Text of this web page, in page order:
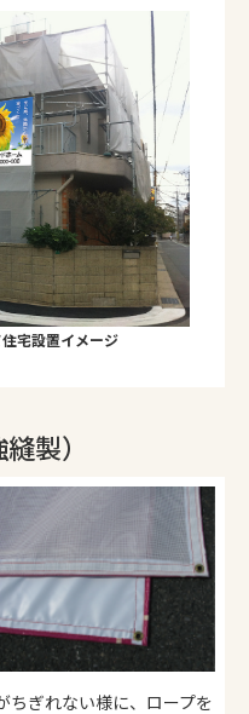
宅設置イメージ
製）
ちぎれない様に、ロープを